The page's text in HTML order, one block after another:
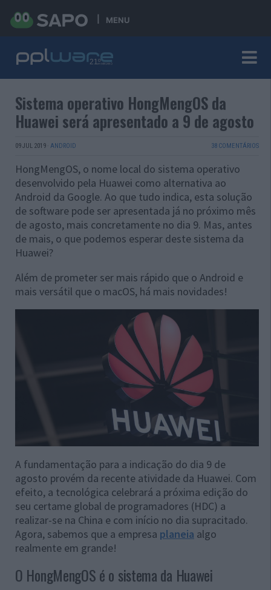
MENU
Sistema operativo HongMengOS da
Huawei será apresentado a 9 de agosto
09 JUL 2019 · ANDROID 38 COMENTÁRIOS
HongMengOS, o nome local do sistema operativo
desenvolvido pela Huawei como alternativa ao
Android da Google. Ao que tudo indica, esta solução
de software pode ser apresentada já no próximo mês
de agosto, mais concretamente no dia 9. Mas, antes
de mais, o que podemos esperar deste sistema da
Huawei?
Além de prometer ser mais rápido que o Android e
mais versátil que o macOS, há mais novidades!
A fundamentação para a indicação do dia 9 de
agosto provém da recente atividade da Huawei. Com
efeito, a tecnológica celebrará a próxima edição do
seu certame global de programadores (HDC) a
realizar-se na China e com início no dia supracitado.
Agora, sabemos que a empresa planeia algo
realmente em grande!
O HongMengOS é o sistema da Huawei